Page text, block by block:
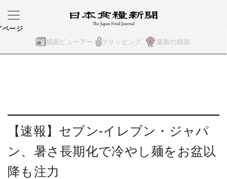
紙面ビューアー クリッピング 最新の紙面
ページ
【速報】セブン-イレブン・ジャパ
ン、暑さ長期化で冷やし麺をお盆以
降も注力